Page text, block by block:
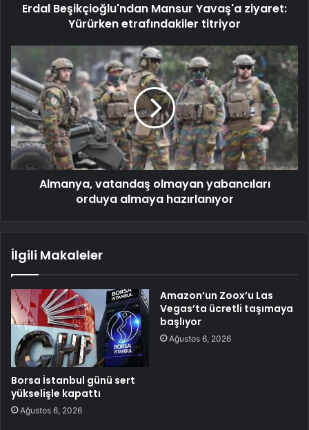
Erdal Beşikçioğlu'ndan Mansur Yavaş'a ziyaret:
Yürürken etrafındakiler titriyor
Almanya, vatandaş olmayan yabancıları
orduya almaya hazırlanıyor
İlgili Makaleler
Borsa İstanbul günü sert
yükselişle kapattı
Ağustos 6, 2026
Amazon’un Zoox’u Las
Vegas’ta ücretli taşımaya
başlıyor
Ağustos 6, 2026